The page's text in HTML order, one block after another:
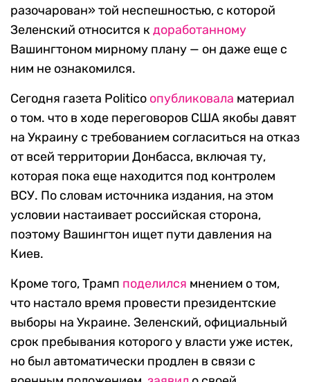
разочарован» той неспешностью, с которой
Зеленский относится кдоработанному
Вашингтоном мирному плану — он даже еще с
ним не ознакомился.
Сегодня газета Politico опубликовала материал
о том. что в ходе переговоров США якобы давят
на Украину с требованием согласиться на отказ
от всей территории Донбасса, включая ту,
которая пока еще находится под контролем
ВСУ. По словам источника издания, на этом
условии настаивает российская сторона,
поэтому Вашингтон ищет пути давления на
Киев.
Кроме того, Трамп поделился мнением о том,
что настало время провести президентские
выборы на Украине. Зеленский, официальный
срок пребывания которого у власти уже истек,
но был автоматически продлен в связи с